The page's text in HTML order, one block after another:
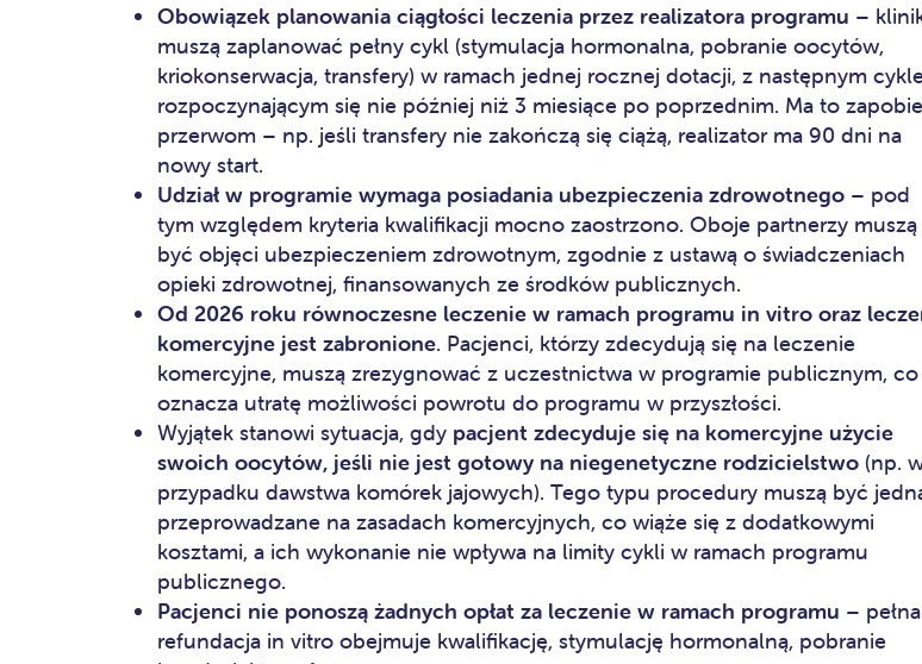
Obowiązek planowania ciągłości leczenia przez realizatora programu –
muszą zaplanować pełny cykl (stymulacja hormonalna, pobranie oocytów,
kriokonserwacja, transfery) w ramach jednej rocznej dotacji, z następnym
rozpoczynającym się nie później niż 3 miesiące po poprzednim. Ma to
przerwom – np. jeśli transfery nie zakończą się ciążą, realizator ma 90 dni na
nowy start.​
Udział w programie wymaga posiadania ubezpieczenia zdrowotnego – pod
tym względem kryteria kwalifikacji mocno zaostrzono. Oboje partnerzy muszą
być objęci ubezpieczeniem zdrowotnym, zgodnie z ustawą o świadczeniach
opieki zdrowotnej, finansowanych ze środków publicznych.
Od 2026 roku równoczesne leczenie w ramach programu in vitro oraz
komercyjne jest zabronione. Pacjenci, którzy zdecydują się na leczenie
komercyjne, muszą zrezygnować z uczestnictwa w programie publicznym, co
oznacza utratę możliwości powrotu do programu w przyszłości.
Wyjątek stanowi sytuacja, gdy pacjent zdecyduje się na komercyjne użycie
swoich oocytów, jeśli nie jest gotowy na niegenetyczne rodzicielstwo (np.
przypadku dawstwa komórek jajowych). Tego typu procedury muszą być
przeprowadzane na zasadach komercyjnych, co wiąże się z dodatkowymi
kosztami, a ich wykonanie nie wpływa na limity cykli w ramach programu
publicznego.
Pacjenci nie ponoszą żadnych opłat za leczenie w ramach programu – pełna
refundacja in vitro obejmuje kwalifikację, stymulację hormonalną, pobranie